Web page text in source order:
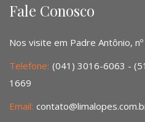
Fale Conosco
Nos visite em Padre Antônio,
Telefone: (041) 3016-6063 -
1669
Email: